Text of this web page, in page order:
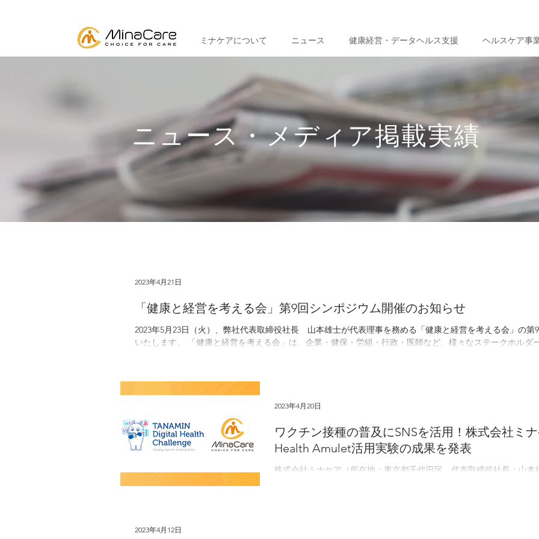
ミナケアについて ニュース 健康経営・データヘルス支援 ヘルスケア事
ニュース・メディア掲載実績
「健康と経営を考える会」第9回シンポジウム開催のお知らせ
2023年5月23日（火）、弊社代表取締役社長 山本雄士が代表理事を務める「健康と経営を考える会」の第
いたします。 「健康と経営を考える会」は、企業・健保・労組・行政・医師など、様々なステークホルダ
2023年4月21日
ワクチン接種の普及にSNSを活用！株式会社ミ
Health Amulet活用実験の成果を発表
株式会社ミナケア（所在地：東京都千代田区、代表取締役社長：山
2023年4月20日
2023年4月12日